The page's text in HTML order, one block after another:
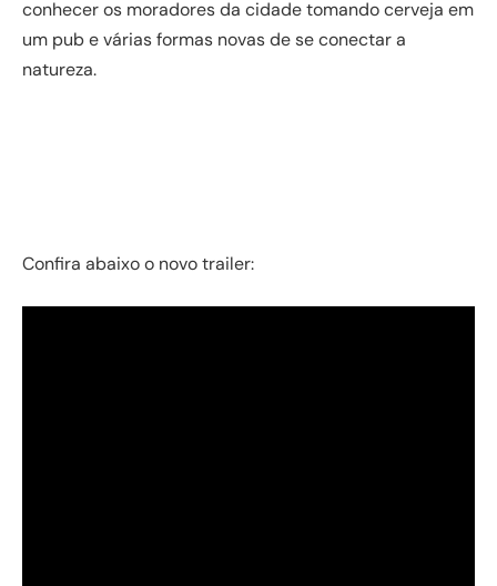
conhecer os moradores da cidade tomando cerveja em
um pub e várias formas novas de se conectar a
natureza.
Confira abaixo o novo trailer: